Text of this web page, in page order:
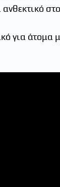
για άτομα